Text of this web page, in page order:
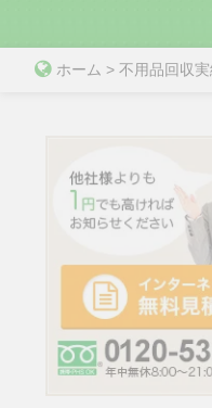
ホーム > 不用品回収実